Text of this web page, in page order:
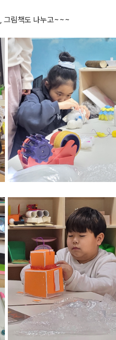
그림책도 나누고~~~